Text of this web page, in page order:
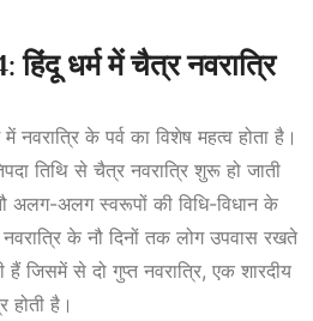
हिंदू धर्म में चैत्र नवरात्रि
नवरात्रि के पर्व का विशेष महत्व होता है।
तिथि से चैत्र नवरात्रि शुरू हो जाती
अलग-अलग स्वरूपों की विधि-विधान के
के नौ दिनों तक लोग उपवास रखते
जिसमें से दो गुप्त नवरात्रि, एक शारदीय
होती है।